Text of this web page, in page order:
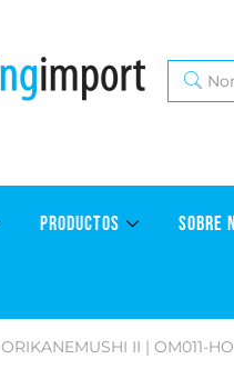
PRODUCTOS SOBRE
ORIKANEMUSHI II | OM011-